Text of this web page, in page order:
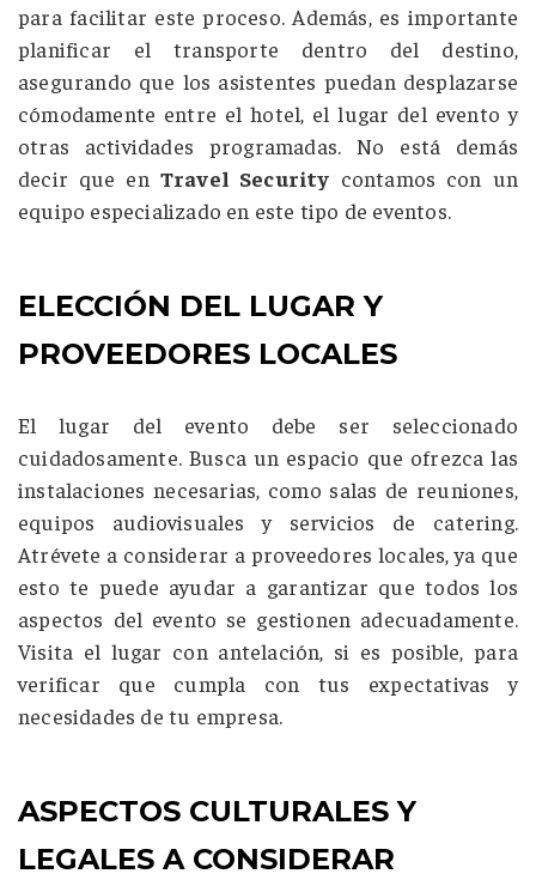
para facilitar este proceso. Además, es importante
planificar el transporte dentro del destino,
asegurando que los asistentes puedan desplazarse
cómodamente entre el hotel, el lugar del evento y
otras actividades programadas. No está demás
decir que en Travel Security contamos con un
equipo especializado en este tipo de eventos.
ELECCIÓN DEL LUGAR Y
PROVEEDORES LOCALES
El lugar del evento debe ser seleccionado
cuidadosamente. Busca un espacio que ofrezca las
instalaciones necesarias, como salas de reuniones,
equipos audiovisuales y servicios de catering.
Atrévete a considerar a proveedores locales, ya que
esto te puede ayudar a garantizar que todos los
aspectos del evento se gestionen adecuadamente.
Visita el lugar con antelación, si es posible, para
verificar que cumpla con tus expectativas y
necesidades de tu empresa.
ASPECTOS CULTURALES Y
LEGALES A CONSIDERAR